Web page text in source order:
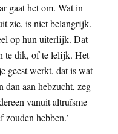
gaat het om. Wat in
zie, is niet belangrijk.
op hun uiterlijk. Dat
te dik, of te lelijk. Het
geest werkt, dat is wat
dan aan hebzucht, zeg
vanuit altruïsme
zouden hebben.’